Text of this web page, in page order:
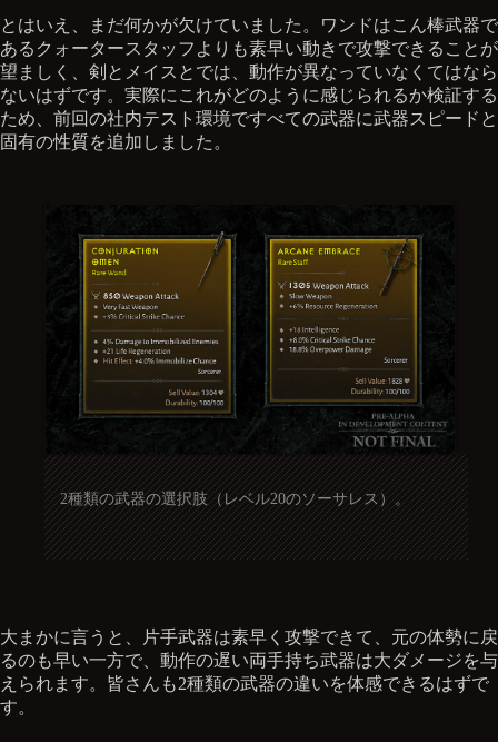
とはいえ、まだ何かが欠けていました。ワンドはこん棒武器で
あるクォータースタッフよりも素早い動きで攻撃できることが
望ましく、剣とメイスとでは、動作が異なっていなくてはなら
ないはずです。実際にこれがどのように感じられるか検証する
ため、前回の社内テスト環境ですべての武器に武器スピードと
固有の性質を追加しました。
2種類の武器の選択肢（レベル20のソーサレス）。
大まかに言うと、片手武器は素早く攻撃できて、元の体勢に戻
るのも早い一方で、動作の遅い両手持ち武器は大ダメージを与
えられます。皆さんも2種類の武器の違いを体感できるはずで
す。